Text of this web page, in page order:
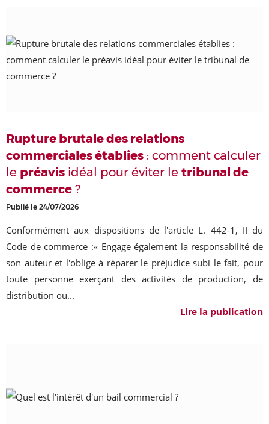
Rupture brutale des relations
commerciales établies : comment calculer
le préavis idéal pour éviter le tribunal de
commerce ?
Publié le 24/07/2026
Conformément aux dispositions de l'article L. 442-1, II du
Code de commerce :« Engage également la responsabilité de
son auteur et l'oblige à réparer le préjudice subi le fait, pour
toute personne exerçant des activités de production, de
distribution ou...
Lire la publication